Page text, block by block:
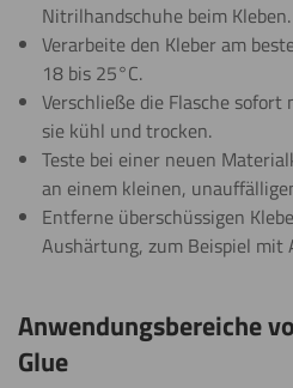
Nitrilhandschuhe beim Kleben.
Verarbeite den Kleber am
18 bis 25°C.
Verschließe die Flasche sofort
sie kühl und trocken.
Teste bei einer neuen
an einem kleinen,
Entferne überschüssigen
Aushärtung, zum Beispiel mit
Anwendungsbereiche
Glue